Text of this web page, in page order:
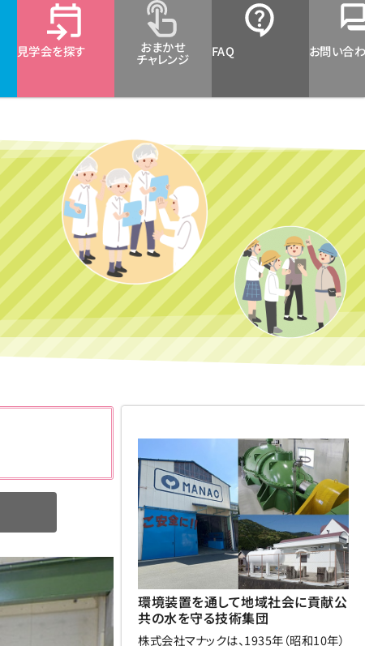
見学会を探す おまかせ
チャレンジ FAQ お問い合
環境装置を通して地域社会に貢献公
共の水を守る技術集団
株式会社マナックは、1935年（昭和10年）